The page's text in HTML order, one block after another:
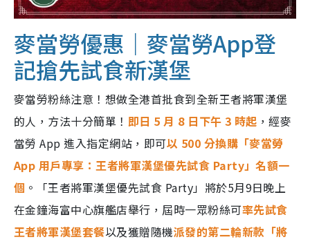
麥當勞優惠｜麥當勞App登
記搶先試食新漢堡
麥當勞粉絲注意！想做全港首批食到全新王者將軍漢堡
的人，方法十分簡單！ 即日 5 月 8 日下午 3 時起 ，經麥
當勞 App 進入指定網站，即可以 500 分換購「麥當勞
App 用戶專享：王者將軍漢堡優先試食 Party」名額一
個 。「王者將軍漢堡優先試食 Party」將於5月9日晚上
在金鐘海富中心旗艦店舉行，屆時一眾粉絲可率先試食
王者將軍漢堡套餐以及獲贈隨機派發的第二輪新款「將